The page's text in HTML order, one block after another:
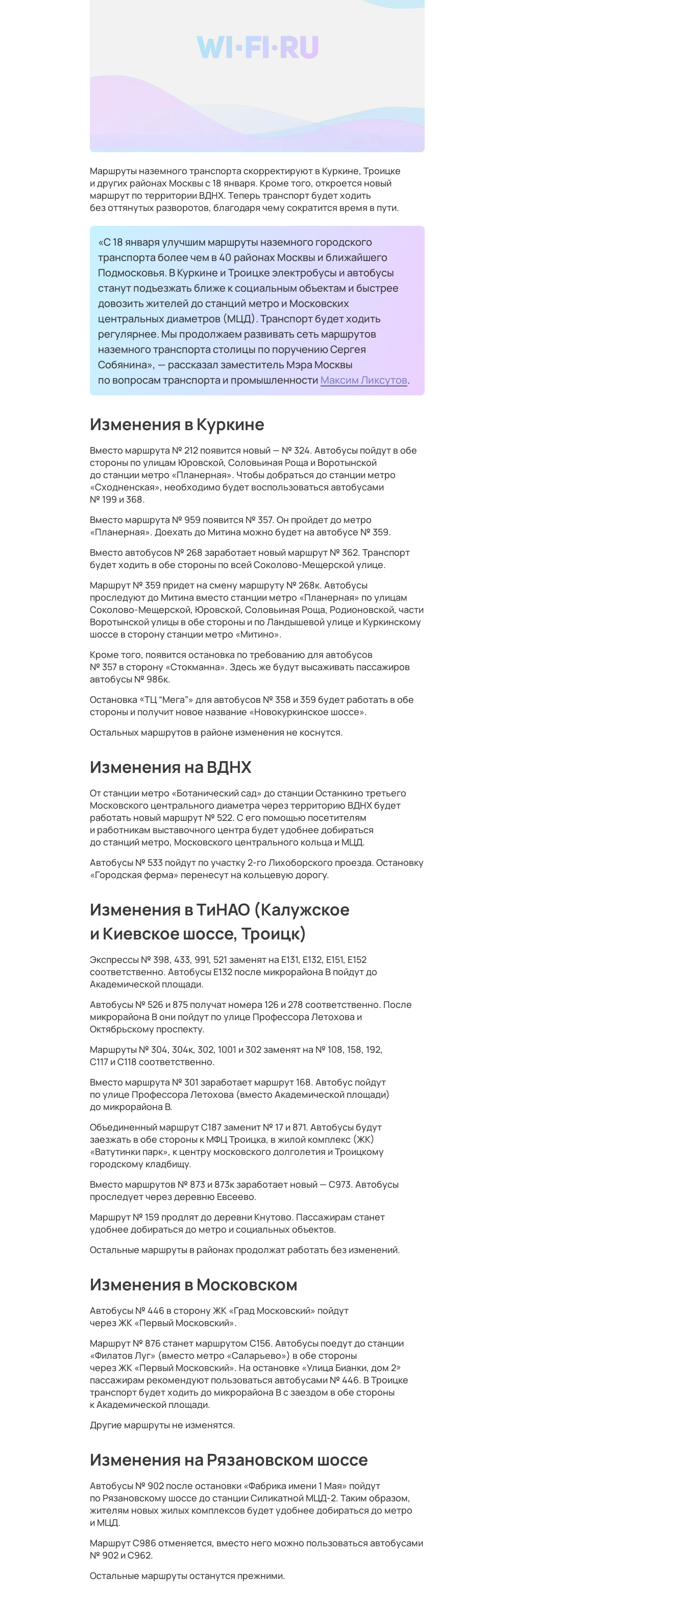
Маршруты наземного транспорта скорректируют в Куркине, Троицке
и других районах Москвы с 18 января. Кроме того, откроется новый
маршрут по территории ВДНХ. Теперь транспорт будет ходить
без оттянутых разворотов, благодаря чему сократится время в пути.
«С 18 января улучшим маршруты наземного городского
транспорта более чем в 40 районах Москвы и ближайшего
Подмосковья. В Куркине и Троицке электробусы и автобусы
станут подъезжать ближе к социальным объектам и быстрее
довозить жителей до станций метро и Московских
центральных диаметров (МЦД). Транспорт будет ходить
регулярнее. Мы продолжаем развивать сеть маршрутов
наземного транспорта столицы по поручению Сергея
Собянина», — рассказал заместитель Мэра Москвы
по вопросам транспорта и промышленности Максим Ликсутов.
Изменения в Куркине
Вместо маршрута № 212 появится новый — № 324. Автобусы пойдут в обе
стороны по улицам Юровской, Соловьиная Роща и Воротынской
до станции метро «Планерная». Чтобы добраться до станции метро
«Сходненская», необходимо будет воспользоваться автобусами
№ 199 и 368.
Вместо маршрута № 959 появится № 357. Он пройдет до метро
«Планерная». Доехать до Митина можно будет на автобусе № 359.
Вместо автобусов № 268 заработает новый маршрут № 362. Транспорт
будет ходить в обе стороны по всей Соколово-Мещерской улице.
Маршрут № 359 придет на смену маршруту № 268к. Автобусы
проследуют до Митина вместо станции метро «Планерная» по улицам
Соколово-Мещерской, Юровской, Соловьиная Роща, Родионовской, части
Воротынской улицы в обе стороны и по Ландышевой улице и Куркинскому
шоссе в сторону станции метро «Митино».
Кроме того, появится остановка по требованию для автобусов
№ 357 в сторону «Стокманна». Здесь же будут высаживать пассажиров
автобусы № 986к.
Остановка «ТЦ “Мега”» для автобусов № 358 и 359 будет работать в обе
стороны и получит новое название «Новокуркинское шоссе».
Остальных маршрутов в районе изменения не коснутся.
Изменения на ВДНХ
От станции метро «Ботанический сад» до станции Останкино третьего
Московского центрального диаметра через территорию ВДНХ будет
работать новый маршрут № 522. С его помощью посетителям
и работникам выставочного центра будет удобнее добираться
до станций метро, Московского центрального кольца и МЦД.
Автобусы № 533 пойдут по участку 2-го Лихоборского проезда. Остановку
«Городская ферма» перенесут на кольцевую дорогу.
Изменения в ТиНАО (Калужское
и Киевское шоссе, Троицк)
Экспрессы № 398, 433, 991, 521 заменят на Е131, Е132, Е151, Е152
соответственно. Автобусы Е132 после микрорайона В пойдут до
Академической площади.
Автобусы № 526 и 875 получат номера 126 и 278 соответственно. После
микрорайона В они пойдут по улице Профессора Летохова и
Октябрьскому проспекту.
Маршруты № 304, 304к, 302, 1001 и 302 заменят на № 108, 158, 192,
С117 и С118 соответственно.
Вместо маршрута № 301 заработает маршрут 168. Автобус пойдут
по улице Профессора Летохова (вместо Академической площади)
до микрорайона В.
Объединенный маршрут С187 заменит № 17 и 871. Автобусы будут
заезжать в обе стороны к МФЦ Троицка, в жилой комплекс (ЖК)
«Ватутинки парк», к центру московского долголетия и Троицкому
городскому кладбищу.
Вместо маршрутов № 873 и 873к заработает новый — С973. Автобусы
проследует через деревню Евсеево.
Маршрут № 159 продлят до деревни Кнутово. Пассажирам станет
удобнее добираться до метро и социальных объектов.
Остальные маршруты в районах продолжат работать без изменений.
Изменения в Московском
Автобусы № 446 в сторону ЖК «Град Московский» пойдут
через ЖК «Первый Московский».
Маршрут № 876 станет маршрутом С156. Автобусы поедут до станции
«Филатов Луг» (вместо метро «Саларьево») в обе стороны
через ЖК «Первый Московский». На остановке «Улица Бианки, дом 2»
пассажирам рекомендуют пользоваться автобусами № 446. В Троицке
транспорт будет ходить до микрорайона В с заездом в обе стороны
к Академической площади.
Другие маршруты не изменятся.
Изменения на Рязановском шоссе
Автобусы № 902 после остановки «Фабрика имени 1 Мая» пойдут
по Рязановскому шоссе до станции Силикатной МЦД-2. Таким образом,
жителям новых жилых комплексов будет удобнее добираться до метро
и МЦД.
Маршрут С986 отменяется, вместо него можно пользоваться автобусами
№ 902 и С962.
Остальные маршруты останутся прежними.